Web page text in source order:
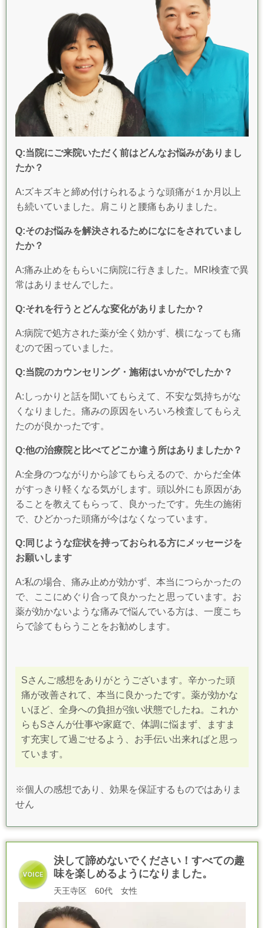
Q:当院にご来院いただく前はどんなお悩みがありまし
たか？
A:ズキズキと締め付けられるような頭痛が１か月以上
も続いていました。肩こりと腰痛もありました。
Q:そのお悩みを解決されるためになにをされていまし
たか？
A:痛み止めをもらいに病院に行きました。MRI検査で異
常はありませんでした。
Q:それを行うとどんな変化がありましたか？
A:病院で処方された薬が全く効かず、横になっても痛
むので困っていました。
Q:当院のカウンセリング・施術はいかがでしたか？
A:しっかりと話を聞いてもらえて、不安な気持ちがな
くなりました。痛みの原因をいろいろ検査してもらえ
たのが良かったです。
Q:他の治療院と比べてどこか違う所はありましたか？
A:全身のつながりから診てもらえるので、からだ全体
がすっきり軽くなる気がします。頭以外にも原因があ
ることを教えてもらって、良かったです。先生の施術
で、ひどかった頭痛が今はなくなっています。
Q:同じような症状を持っておられる方にメッセージを
お願いします
A:私の場合、痛み止めが効かず、本当につらかったの
で、ここにめぐり合って良かったと思っています。お
薬が効かないような痛みで悩んでいる方は、一度こち
らで診てもらうことをお勧めします。
Sさんご感想をありがとうございます。辛かった頭
痛が改善されて、本当に良かったです。薬が効かな
いほど、全身への負担が強い状態でしたね。これか
らもSさんが仕事や家庭で、体調に悩まず、ますま
す充実して過ごせるよう、お手伝い出来ればと思っ
ています。
※個人の感想であり、効果を保証するものではありま
せん
決して諦めないでください！すべての趣
味を楽しめるようになりました。
天王寺区 60代 女性